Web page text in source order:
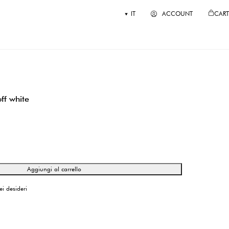
IT ACCOUNT CART
white
Aggiungi al carrello
desideri